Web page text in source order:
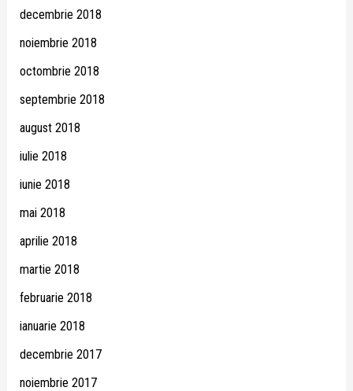
decembrie 2018
noiembrie 2018
octombrie 2018
septembrie 2018
august 2018
iulie 2018
iunie 2018
mai 2018
aprilie 2018
martie 2018
februarie 2018
ianuarie 2018
decembrie 2017
noiembrie 2017